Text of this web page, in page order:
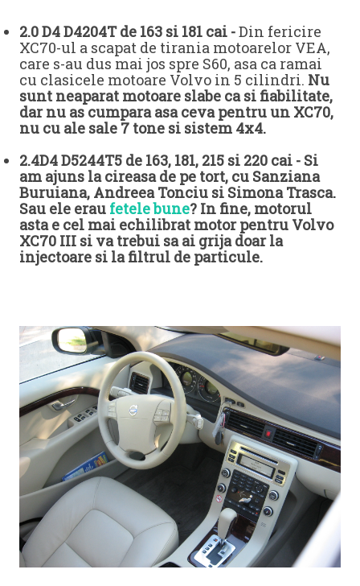
2.0 D4 D4204T de 163 si 181 cai -Din fericire
XC70-ul a scapat de tirania motoarelor VEA,
care s-au dus mai jos spre S60, asa ca ramai
cu clasicele motoare Volvo in 5 cilindri. Nu
sunt neaparat motoare slabe ca si fiabilitate,
dar nu as cumpara asa ceva pentru un XC70,
nu cu ale sale 7 tone si sistem 4x4.
2.4D4 D5244T5 de 163, 181, 215 si 220 cai - Si
am ajuns la cireasa de pe tort, cu Sanziana
Buruiana, Andreea Tonciu si Simona Trasca.
Sau ele erau fetele bune? In fine, motorul
asta e cel mai echilibrat motor pentru Volvo
XC70 III si va trebui sa ai grija doar la
injectoare si la filtrul de particule.